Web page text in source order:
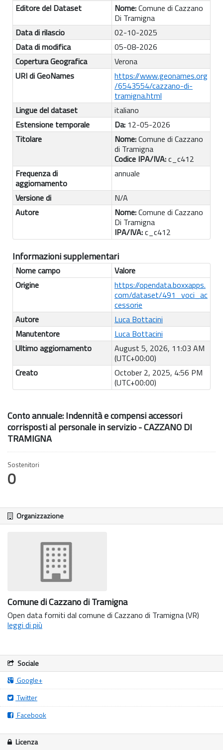
Editore del Dataset
Nome:Comune di Cazzano
Di Tramigna
Data di rilascio
02-10-2025
Data di modifica
05-08-2026
Copertura Geografica
Verona
URI di GeoNames
https://www.geonames.org
/6543554/cazzano-di-
tramigna.html
Lingue del dataset
italiano
Estensione temporale
Da: 12-05-2026
Titolare
Nome:Comune di Cazzano
di Tramigna
Codice IPA/IVA:c_c412
Frequenza di
aggiornamento
annuale
Versione di
N/A
Autore
Nome:Comune di Cazzano
Di Tramigna
IPA/IVA:c_c412
Informazioni supplementari
Nome campo
Valore
Origine
https://opendata.boxxapps.
com/dataset/491_voci_ac
cessorie
Autore
Luca Bottacini
Manutentore
Luca Bottacini
Ultimo aggiornamento
August 5, 2026, 11:03 AM
(UTC+00:00)
Creato
October 2, 2025, 4:56 PM
(UTC+00:00)
Conto annuale: Indennità e compensi accessori
corrisposti al personale in servizio - CAZZANO DI
TRAMIGNA
Sostenitori
0
Organizzazione
Comune di Cazzano di Tramigna
Open data forniti dal comune di Cazzano di Tramigna (VR)
leggi di più
Sociale
Google+
Twitter
Facebook
Licenza